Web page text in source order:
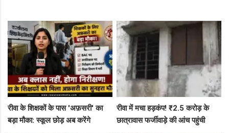
रीवा के शिक्षकों के पास 'अफ़सरी' का
बड़ा मौका: स्कूल छोड़ अब करेंगे
रीवा में मचा हड़कंप! ₹2.5 करोड़ के
छात्रावास फर्जीवाड़े की आंच पहुंची